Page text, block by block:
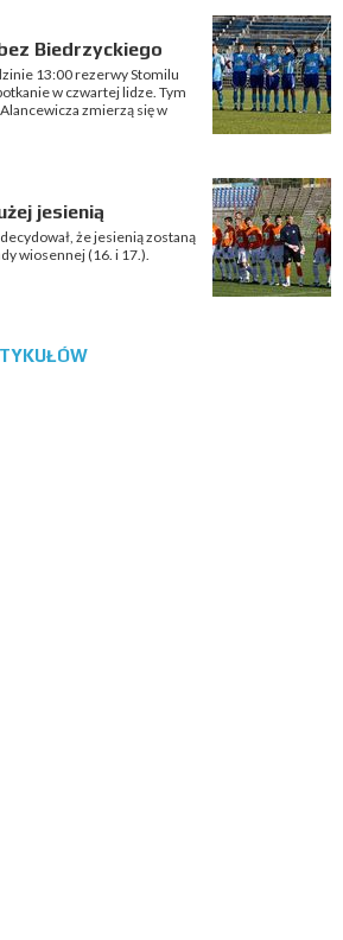
Biedrzyckiego
13:00 rezerwy Stomilu
w czwartej lidze. Tym
zmierzą się w
jesienią
że jesienią zostaną
wiosennej (16. i 17.).